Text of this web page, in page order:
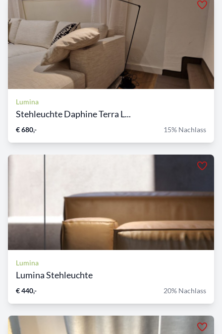
Lumina
Stehleuchte Daphine Terra L...
€ 680,- 15% Nachlass
Lumina
Lumina Stehleuchte
€ 440,- 20% Nachlass